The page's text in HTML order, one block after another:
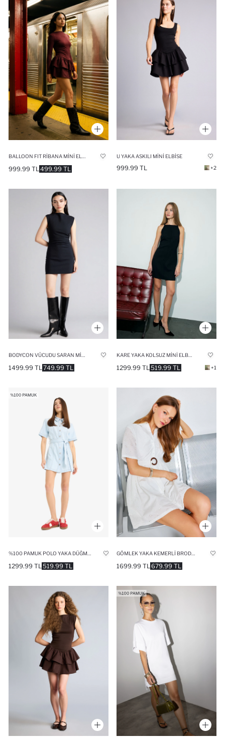
499.99 TL
999.99 TL
U YAKA ASKILI MINI ELBISE
999.99 TL +2
749.99 TL
1499.99 TL 519.99 TL
1299.99 TL +1
519.99 TL
1299.99 TL 679.99 TL
1699.99 TL